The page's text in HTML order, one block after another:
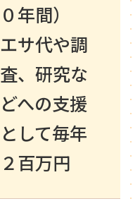
０年間）
エサ代や調
査、研究な
どへの支援
として毎年
２百万円